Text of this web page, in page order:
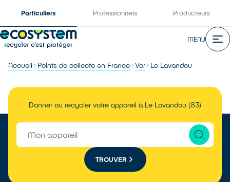
Particuliers Professionnels Producteurs
MENU
Accueil Points de collecte en France Var Le Lavandou
Donner ou recycler votre appareil à Le Lavandou (83)
TROUVER